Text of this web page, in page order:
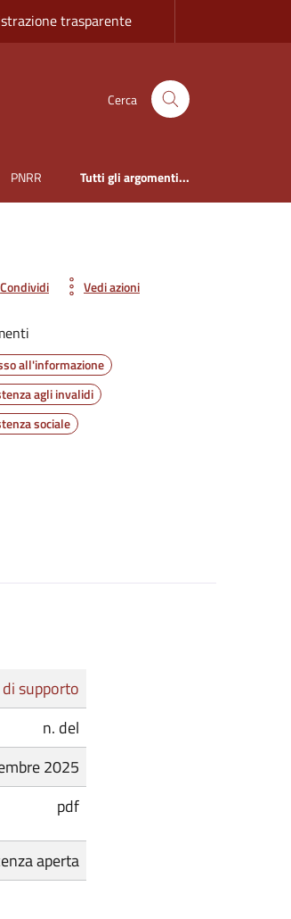
trasparente
Cerca
PNRR Tutti gli argomenti...
Condividi Vedi azioni
all'informazione
agli invalidi
sociale
supporto
n. del
2025
pdf
aperta